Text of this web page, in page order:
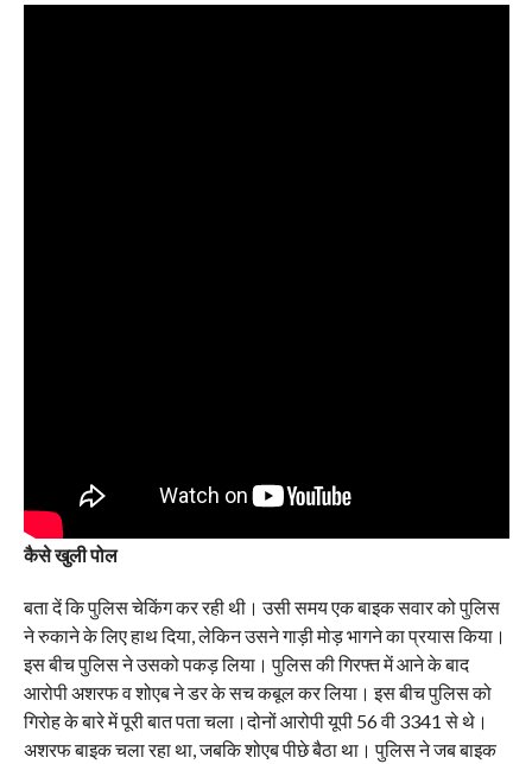
कैसे खुली पोल
बता दें कि पुलिस चेकिंग कर रही थी। उसी समय एक बाइक सवार को पुलिस
ने रुकाने के लिए हाथ दिया, लेकिन उसने गाड़ी मोड़ भागने का प्रयास किया।
इस बीच पुलिस ने उसको पकड़ लिया। पुलिस की गिरफ्त में आने के बाद
आरोपी अशरफ व शोएब ने डर के सच कबूल कर लिया। इस बीच पुलिस को
गिरोह के बारे में पूरी बात पता चला।दोनों आरोपी यूपी 56 वी 3341 से थे।
अशरफ बाइक चला रहा था, जबकि शोएब पीछे बैठा था। पुलिस ने जब बाइक